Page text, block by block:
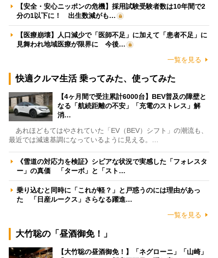
【安全・安心ニッポンの危機】採用試験受験者数は10年間で2
分の1以下に！ 出生数減がも…
【医療崩壊】人口減少で「医師不足」に加えて「患者不足」に
見舞われ地域医療が限界に 今後…
一覧を見る
快適クルマ生活 乗ってみた、使ってみた
【4ヶ月間で受注累計6000台】BEV普及の障壁と
なる「航続距離の不安」「充電のストレス」解
消…
あれほどもてはやされていた「EV（BEV）シフト」の潮流も、
最近では減速基調になっているように見える。…
《雪道の対応力を検証》シビアな状況で実感した「フォレスタ
ー」の真価 「ターボ」と「スト…
乗り込むと同時に「これが軽？」と戸惑うのには理由があっ
た 「日産ルークス」さらなる躍進…
一覧を見る
大竹聡の「昼酒御免！」
【大竹聡の昼酒御免！】「ネグローニ」「山崎」